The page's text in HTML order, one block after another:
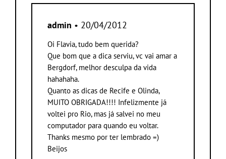
admin • 20/04/2012
Oi Flavia, tudo bem querida?
Que bom que a dica serviu, vc vai amar a
Bergdorf, melhor desculpa da vida
hahahaha.
Quanto as dicas de Recife e Olinda,
MUITO OBRIGADA!!!! Infelizmente já
voltei pro Rio, mas já salvei no meu
computador para quando eu voltar.
Thanks mesmo por ter lembrado =)
Beijos